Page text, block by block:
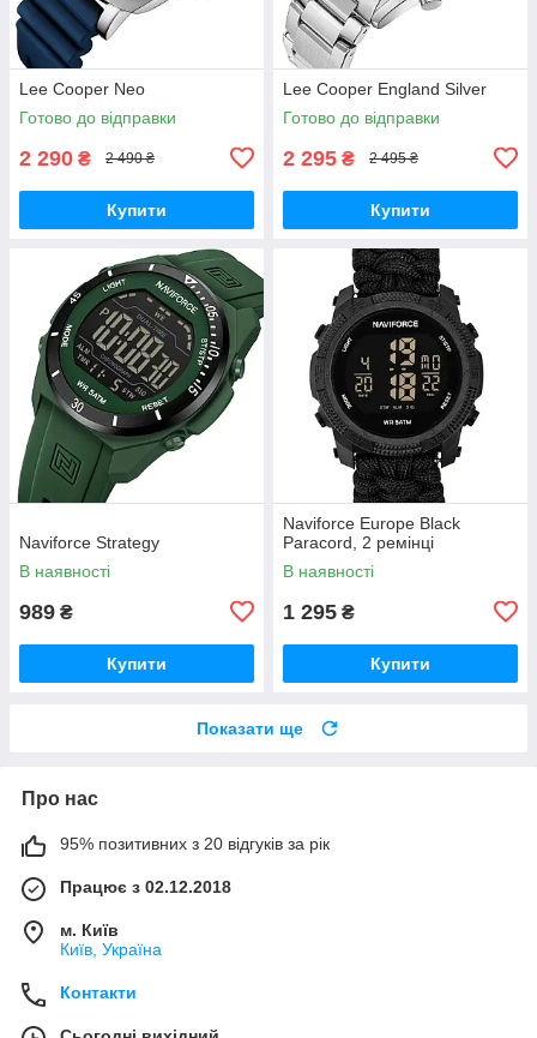
Lee Cooper Neo
Готово до відправки
2 290 ₴ 2 490 ₴
Купити
Lee Cooper England Silver
Готово до відправки
2 295 ₴ 2 495 ₴
Купити
Naviforce Strategy
В наявності
989 ₴
Купити
Naviforce Europe Black
Paracord, 2 ремінці
В наявності
1 295 ₴
Купити
Показати ще
Про нас
95% позитивних з 20 відгуків за рік
Працює з 02.12.2018
м. Київ
Київ, Україна
Контакти